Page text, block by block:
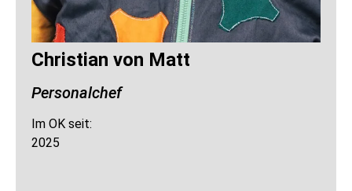
Christian von Matt
Personalchef
Im OK seit:
2025